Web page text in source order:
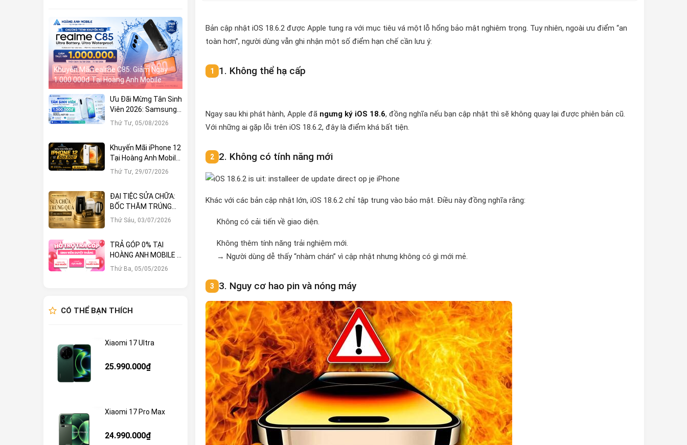
Bản cập nhật iOS 18.6.2 được Apple tung ra với mục tiêu vá một lỗ hổng bảo mật nghiêm trọng. Tuy nhiên, ngoài ưu điểm “an
toàn hơn”, người dùng vẫn ghi nhận một số điểm hạn chế cần lưu ý:
1. Không thể hạ cấp
Ngay sau khi phát hành, Apple đã ngưng ký iOS 18.6, đồng nghĩa nếu bạn cập nhật thì sẽ không quay lại được phiên bản cũ.
Với những ai gặp lỗi trên iOS 18.6.2, đây là điểm khá bất tiện.
2. Không có tính năng mới
Khác với các bản cập nhật lớn, iOS 18.6.2 chỉ tập trung vào bảo mật. Điều này đồng nghĩa rằng:
Không có cải tiến về giao diện.
Không thêm tính năng trải nghiệm mới.
→ Người dùng dễ thấy “nhàm chán” vì cập nhật nhưng không có gì mới mẻ.
3. Nguy cơ hao pin và nóng máy
Khuyến Mãi realme C85: Giảm Ngay
1.000.000đ Tại Hoàng Anh Mobile
Ưu Đãi Mừng Tân Sinh
Viên 2026: Samsung
Galaxy A57 5G Giảm
Thứ Tư, 05/08/2026
Khuyến Mãi iPhone 12
Tại Hoàng Anh Mobile:
Sở Hữu Ngay Với Hàng
Thứ Tư, 29/07/2026
ĐẠI TIỆC SỬA CHỮA:
BỐC THĂM TRÚNG
LỚN – CƠ HỘI NHẬN
Thứ Sáu, 03/07/2026
TRẢ GÓP 0% TẠI
HOÀNG ANH MOBILE –
KHÔNG TRẢ TRƯỚC,
Thứ Ba, 05/05/2026
CÓ THỂ BẠN THÍCH
Xiaomi 17 Ultra
25.990.000₫
Xiaomi 17 Pro Max
24.990.000₫